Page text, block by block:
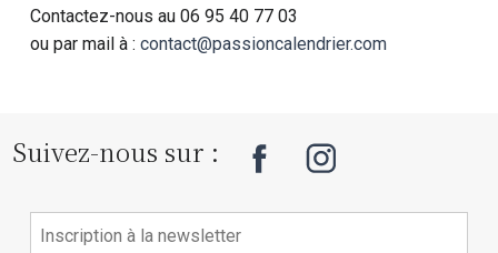
Contactez-nous au 06 95 40 77 03
ou par mail à :contact@passioncalendrier.com
Suivez-nous sur :